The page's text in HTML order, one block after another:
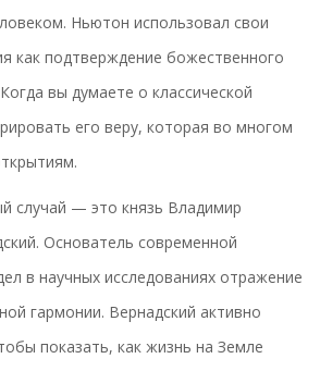
Ньютон использовал свои
как подтверждение божественного
вы думаете о классической
его веру, которая во многом
случай — это князь Владимир
Основатель современной
в научных исследованиях отражение
гармонии. Вернадский активно
показать, как жизнь на Земле